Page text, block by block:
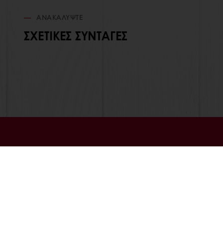
ΑΝΑΚΑΛΎΨΤΕ
ΣΧΕΤΙΚΈΣ ΣΥΝΤΑΓΈΣ